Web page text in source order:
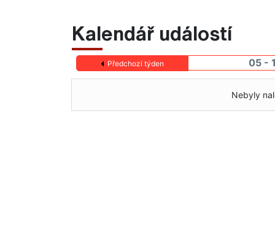
Kalendář událostí
Předchozí týden 05 -
Nebyly